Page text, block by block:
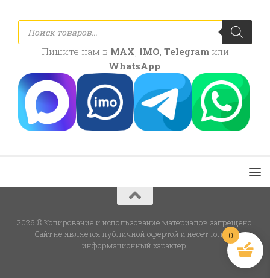
Поиск
товаров
Пишите нам в MAX, IMO, Telegramили
WhatsApp:
2026 © Копирование и использование материалов запрещено.
Сайт не является публичной офертой и несет только
информационный характер.
0